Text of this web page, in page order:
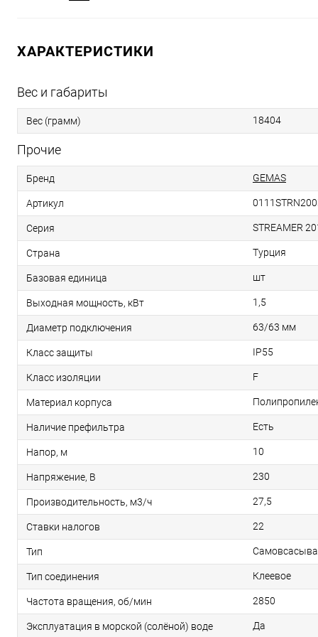
ХАРАКТЕРИСТИКИ
Вес и габариты
Вес (грамм) 18404
Прочие
Бренд GEMAS
Артикул
Серия STREAMER
Страна Турция
Базовая единица шт
Выходная мощность, кВт 1,5
Диаметр подключения 63/63 мм
Класс защиты IP55
Класс изоляции F
Материал корпуса
Наличие префильтра Есть
Напор, м 10
Напряжение, В 230
Производительность, м3/ч 27,5
Ставки налогов 22
Тип
Тип соединения Клеевое
Частота вращения, об/мин 2850
Эксплуатация в морской (солёной) воде Да